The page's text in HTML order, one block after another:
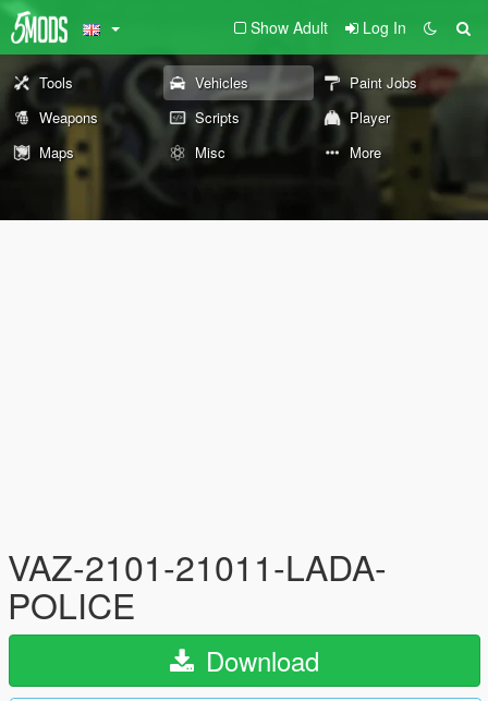
Show Adult Log In
Tools Vehicles
Paint Jobs
Weapons
Scripts
Player
Maps
Misc More
VAZ-2101-21011-LADA-
POLICE
Download